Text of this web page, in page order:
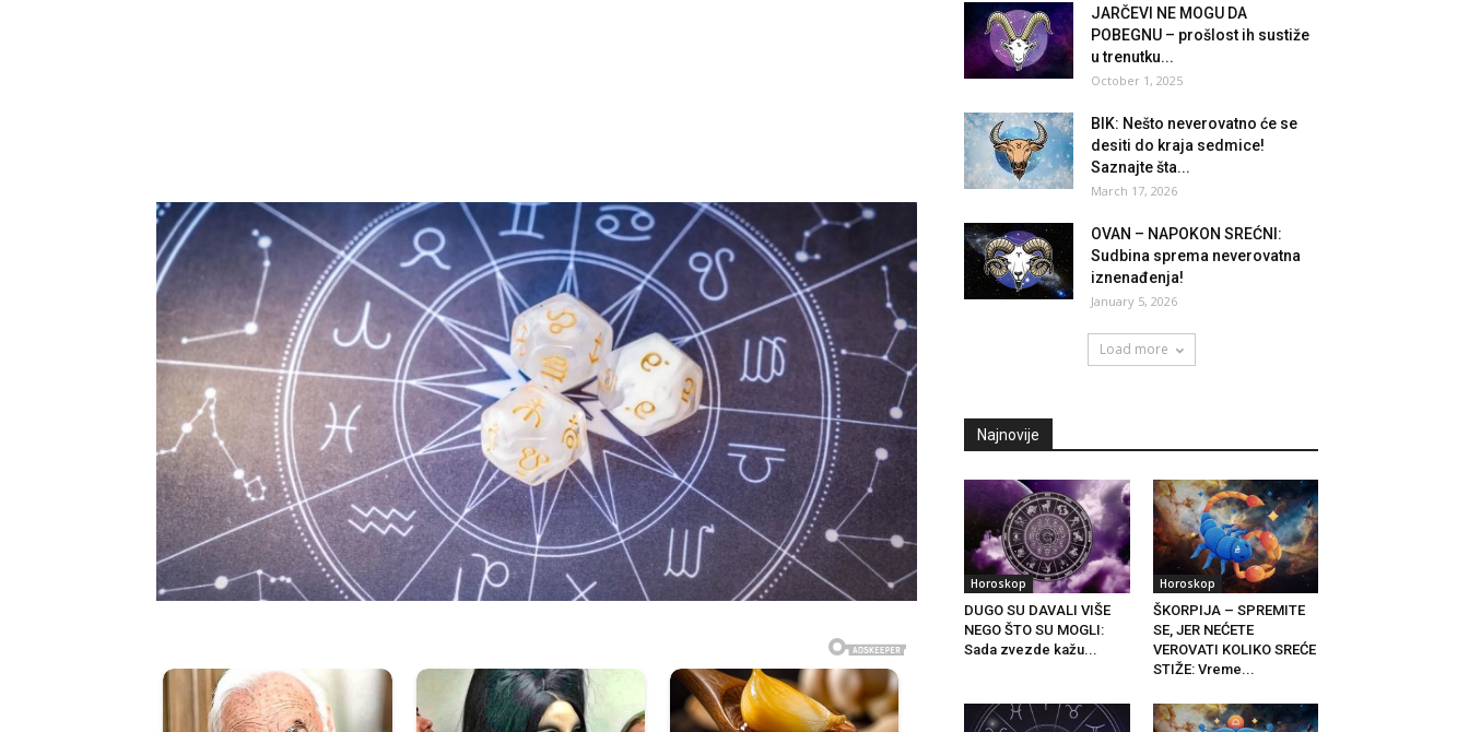
JARČEVI NE MOGU DA
POBEGNU – prošlost ih sustiže
u trenutku...
October 1, 2025
BIK: Nešto neverovatno će se
desiti do kraja sedmice!
Saznajte šta...
March 17, 2026
OVAN – NAPOKON SREĆNI:
Sudbina sprema neverovatna
iznenađenja!
January 5, 2026
Load more
Najnovije
Horoskop
DUGO SU DAVALI VIŠE
NEGO ŠTO SU MOGLI:
Sada zvezde kažu...
Horoskop
ŠKORPIJA – SPREMITE
SE, JER NEĆETE
VEROVATI KOLIKO SREĆE
STIŽE: Vreme...